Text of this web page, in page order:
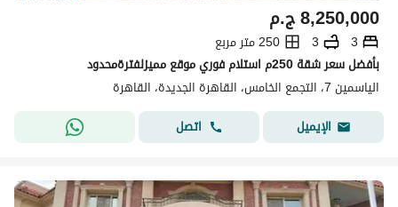
ج.م8,250,000
3
3
250 متر مربع
بأفضل سعر شقة 250م استلام فوري موقع مميزلفترةمحدود
الياسمين 7، التجمع الخامس، القاهرة الجديدة، القاهرة
الإيميل
اتصل